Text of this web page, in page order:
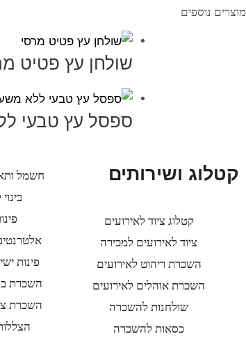
מוצרים נוספים
שולחן עץ פטיט
ספסל עץ טבעי
קטלוג ושירותים
קטלוג ציוד לאירועים
ציוד לאירועים למכירה
השכרת ריהוט לאירועים
השכרת אוהלים לאירועים
שולחנות להשכרה
כסאות להשכרה
חשמל
פינות
השכרת
השכרת